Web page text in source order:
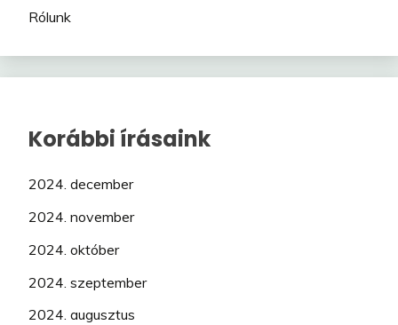
Rólunk
Korábbi írásaink
2024. december
2024. november
2024. október
2024. szeptember
2024. augusztus